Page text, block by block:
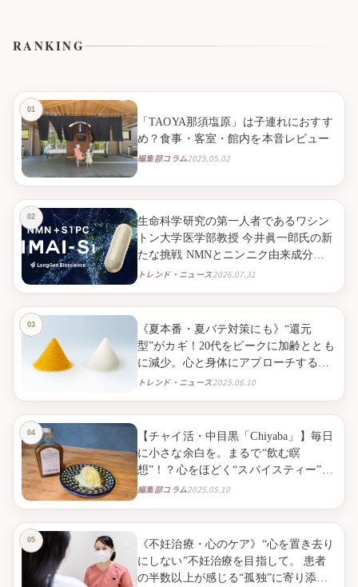
RANKING
「TAOYA那須塩原」は子連れにおすす
め？食事・客室・館内を本音レビュー
編集部コラム2025.05.02
生命科学研究の第一人者であるワシン
トン大学医学部教授 今井眞一郎氏の新
たな挑戦 NMNとニンニク由来成分
S1PC※１を組み合わせたニュートラシ
月より臨床試験販売を開始
トレンド・ニュース2026.07.31
《夏本番・夏バテ対策にも》“還元
型”がカギ！20代をピークに加齢ととも
に減少。心と身体にアプローチする
「還元型コエンザイムQ10」で、毎日
トレンド・ニュース 2025.06.10
【チャイ活・中目黒「Chiyaba」】毎日
に小さな余白を。まるで“飲む瞑
想”！？心をほどく“スパイスティー”と
の出会い。
編集部コラム2025.05.10
《不妊治療・心のケア》“心を置き去り
にしない”不妊治療を目指して。 患者
の半数以上が感じる“孤独”に寄り添う